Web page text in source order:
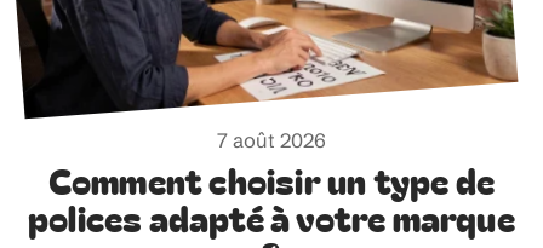
7 août 2026
Comment choisir un type de
polices adapté à votre marque